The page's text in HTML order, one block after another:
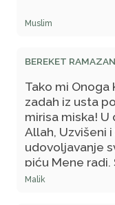
Muslim
BEREKET
Tako mi
zadah iz usta
mirisa miska!
Allah, Uzvišeni
udovoljavanje
piću Mene
ću za njega
Malik